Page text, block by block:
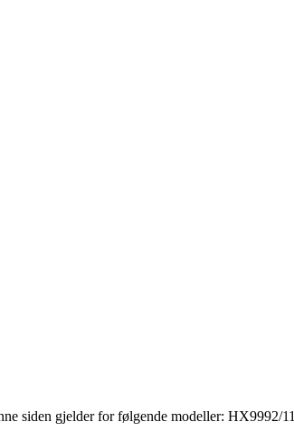
siden gjelder for følgende modeller: HX9992/11